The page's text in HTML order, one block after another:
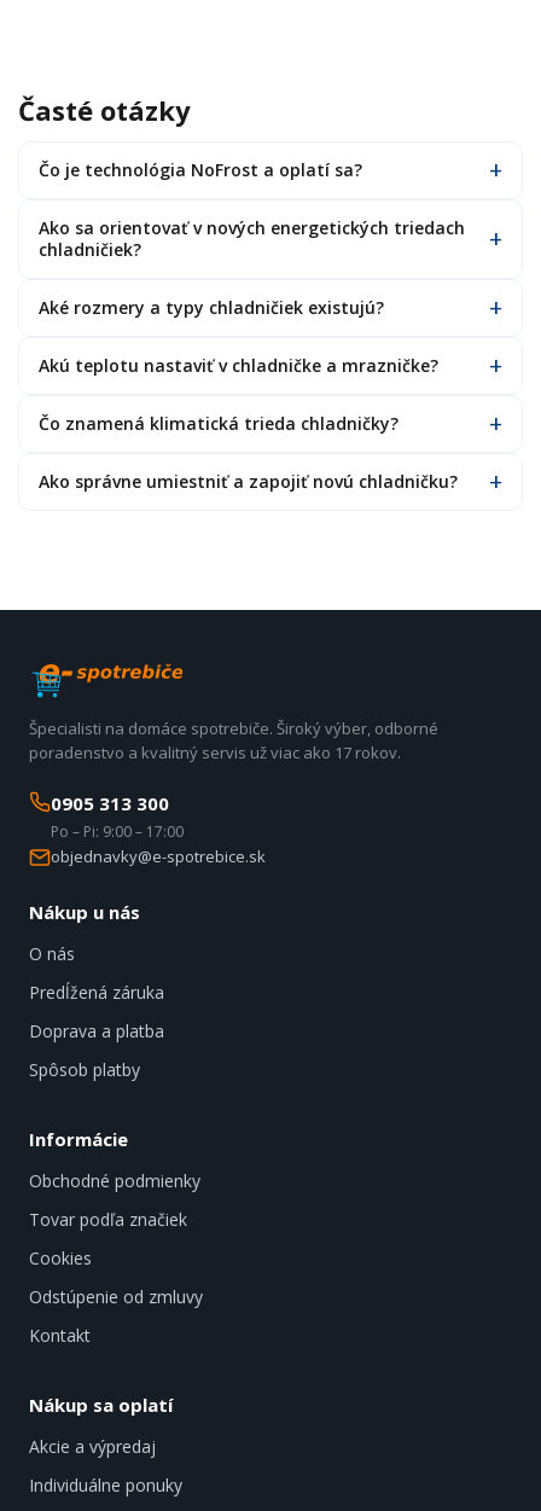
Časté otázky
Čo je technológia NoFrost a oplatí sa?
Ako sa orientovať v nových energetických triedach
chladničiek?
Aké rozmery a typy chladničiek existujú?
Akú teplotu nastaviť v chladničke a mrazničke?
Čo znamená klimatická trieda chladničky?
Ako správne umiestniť a zapojiť novú chladničku?
Špecialisti na domáce spotrebiče. Široký výber, odborné
poradenstvo a kvalitný servis už viac ako 17 rokov.
0905 313 300
Po – Pi: 9:00 – 17:00
objednavky@e-spotrebice.sk
Nákup u nás
O nás
Predĺžená záruka
Doprava a platba
Spôsob platby
Informácie
Obchodné podmienky
Tovar podľa značiek
Cookies
Odstúpenie od zmluvy
Kontakt
Nákup sa oplatí
Akcie a výpredaj
Individuálne ponuky